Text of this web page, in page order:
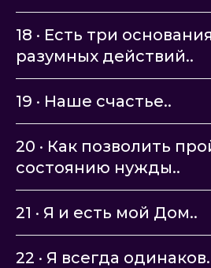
18 · Есть три
разумных действий..
19 · Наше счастье..
20 · Как позволить
состоянию нужды..
21 · Я и есть мой Дом..
22 · Я всегда